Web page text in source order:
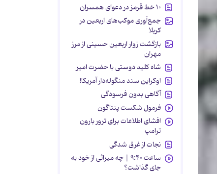
۱۰ خط قرمز در دعوای همسران
جمع‌آوری موکب‌های اربعین در
کربلا
بازگشت زوار اربعین حسینی از مرز
مهران
شاه کلید دوستی با حضرت امیر
اوکراین سند منگوله‌دار آمریکا!
آگاهی بدون فرسودگی
فرمول شکست پنتاگون
افشای اطلاعات برای ترور بارون
ترامپ
نجات از غرق شدگی
ساعت ۹:۴۰ | چه میراثی از خود به
جای گذاشت؟